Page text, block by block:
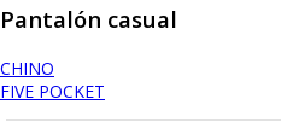
Pantalón casual
CHINO
FIVE POCKET